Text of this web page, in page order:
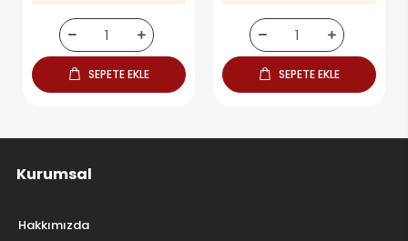
SEPETE EKLE SEPETE EKLE
Kurumsal
Hakkımızda